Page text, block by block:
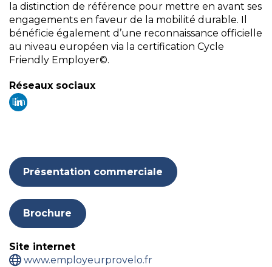
la distinction de référence pour mettre en avant ses
engagements en faveur de la mobilité durable. Il
bénéficie également d’une reconnaissance officielle
au niveau européen via la certification Cycle
Friendly Employer©.
Réseaux sociaux
Lin
Présentation commerciale
Brochure
Site internet
www.employeurprovelo.fr